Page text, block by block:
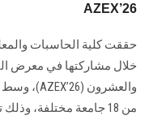
AZEX’26
حققت كلية الحاسبات
خلال مشاركتها في معرض
من 18 جامعة مختلفة،